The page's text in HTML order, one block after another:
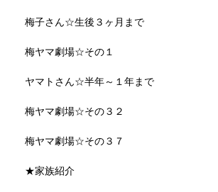
梅子さん☆生後３ヶ月まで
梅ヤマ劇場☆その１
ヤマトさん☆半年～１年まで
梅ヤマ劇場☆その３２
梅ヤマ劇場☆その３７
★家族紹介